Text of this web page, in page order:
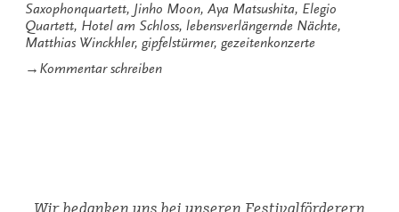
Saxophonquartett, Jinho Moon, Aya Matsushita, Elegio
Quartett, Hotel am Schloss, lebensverlängernde Nächte,
Matthias Winckhler, gipfelstürmer, gezeitenkonzerte
→ Kommentar schreibenzu
Wir bedanken uns bei unseren Festivalförderern